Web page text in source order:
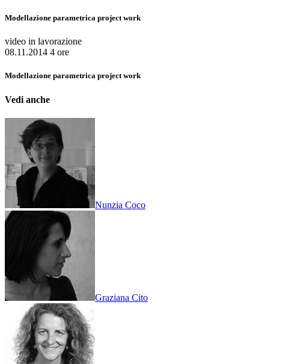
Modellazione parametrica project work
video in lavorazione
08.11.2014 4 ore
Modellazione parametrica project work
Vedi anche
Nunzia Coco
Graziana Cito